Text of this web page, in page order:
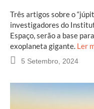
Três artigos sobre o
investigadores do
Espaço, serão a base
exoplaneta gigante. Ler
5 Setembro, 2024